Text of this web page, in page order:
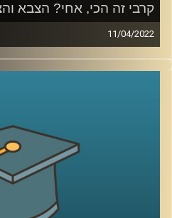
קרבי זה הכי, אחי? הצבא
11/04/2022
האם עדיין "קרבי זה הכי אחי" או
מה העתיד של מודל צבא העם?
לשיחה על יחסי הצבא
לשיחה על היצג צה"ל בקולנוע
AudioVersity